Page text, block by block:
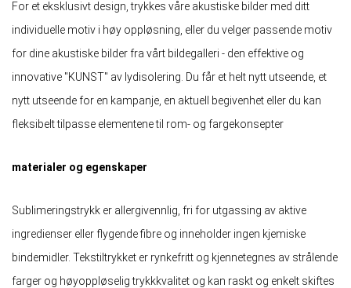
For et eksklusivt design, trykkes våre akustiske bilder med ditt
individuelle motiv i høy oppløsning, eller du velger passende motiv
for dine akustiske bilder fra vårt bildegalleri - den effektive og
innovative "KUNST" av lydisolering. Du får et helt nytt utseende, et
nytt utseende for en kampanje, en aktuell begivenhet eller du kan
fleksibelt tilpasse elementene til rom- og fargekonsepter
materialer og egenskaper
Sublimeringstrykk er allergivennlig, fri for utgassing av aktive
ingredienser eller flygende fibre og inneholder ingen kjemiske
bindemidler. Tekstiltrykket er rynkefritt og kjennetegnes av strålende
farger og høyoppløselig trykkkvalitet og kan raskt og enkelt skiftes